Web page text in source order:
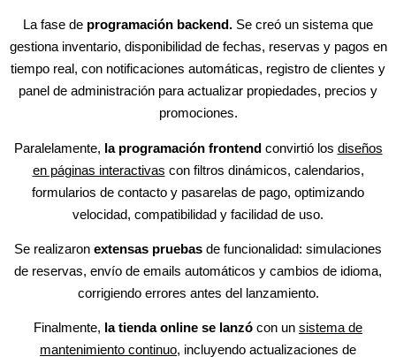
La fase de programación backend. Se creó un sistema que
gestiona inventario, disponibilidad de fechas, reservas y pagos en
tiempo real, con notificaciones automáticas, registro de clientes y
panel de administración para actualizar propiedades, precios y
promociones.
Paralelamente, la programación frontendconvirtió los diseños
en páginas interactivas con filtros dinámicos, calendarios,
formularios de contacto y pasarelas de pago, optimizando
velocidad, compatibilidad y facilidad de uso.
Se realizaron extensas pruebas de funcionalidad: simulaciones
de reservas, envío de emails automáticos y cambios de idioma,
corrigiendo errores antes del lanzamiento.
Finalmente, la tienda online se lanzó con un sistema de
mantenimiento continuo, incluyendo actualizaciones de